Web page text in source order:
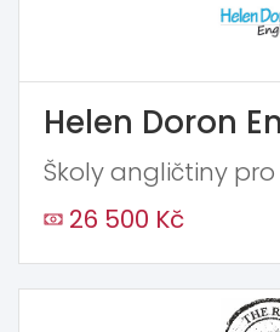
Helen Doron
Školy angličtiny
26 500 Kč